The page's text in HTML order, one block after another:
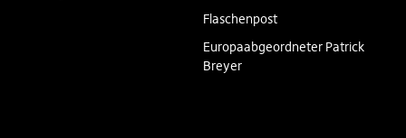
Flaschenpost
Europaabgeordneter Patrick
Breyer